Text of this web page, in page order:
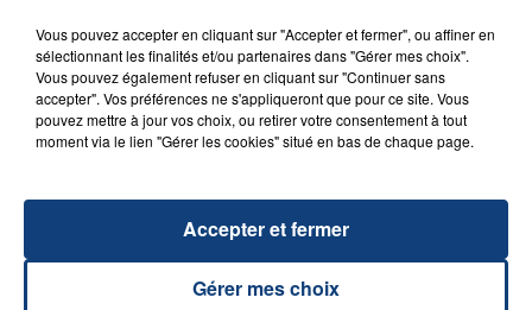
23 juillet 2026
INCENDIE MORTEL À LENS : UNE FEMME ET
SON BÉBÉ ENTRE LA VIE ET LA...
Un homme s'est immolé par le feu après avoir
Vous pouvez accepter en cliquant sur "Accepter et fermer", ou affiner en
sélectionnant les finalités et/ou partenaires dans "Gérer mes choix".
Vous pouvez également refuser en cliquant sur "Continuer sans
accepter". Vos préférences ne s'appliqueront que pour ce site. Vous
pouvez mettre à jour vos choix, ou retirer votre consentement à tout
moment via le lien "Gérer les cookies" situé en bas de chaque page.
Gérer mes choix
Accepter et fermer